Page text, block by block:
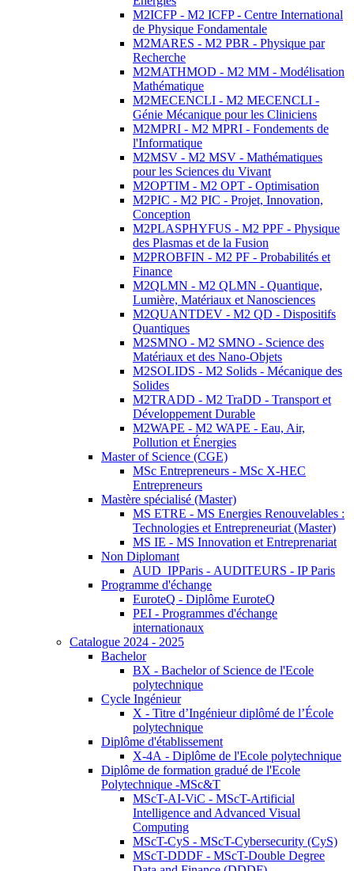
M2ICFP - M2 ICFP - Centre International
de Physique Fondamentale
M2MARES - M2 PBR - Physique par
Recherche
M2MATHMOD - M2 MM - Modélisation
Mathématique
M2MECENCLI - M2 MECENCLI -
Génie Mécanique pour les Cliniciens
M2MPRI - M2 MPRI - Fondements de
l'Informatique
M2MSV - M2 MSV - Mathématiques
pour les Sciences du Vivant
M2OPTIM - M2 OPT - Optimisation
M2PIC - M2 PIC - Projet, Innovation,
Conception
M2PLASPHYFUS - M2 PPF - Physique
des Plasmas et de la Fusion
M2PROBFIN - M2 PF - Probabilités et
Finance
M2QLMN - M2 QLMN - Quantique,
Lumière, Matériaux et Nanosciences
M2QUANTDEV - M2 QD - Dispositifs
Quantiques
M2SMNO - M2 SMNO - Science des
Matériaux et des Nano-Objets
M2SOLIDS - M2 Solids - Mécanique des
Solides
M2TRADD - M2 TraDD - Transport et
Développement Durable
M2WAPE - M2 WAPE - Eau, Air,
Pollution et Énergies
Master of Science (CGE)
MSc Entrepreneurs - MSc X-HEC
Entrepreneurs
Mastère spécialisé (Master)
MS ETRE - MS Energies Renouvelables :
Technologies et Entrepreneuriat (Master)
MS IE - MS Innovation et Entreprenariat
Non Diplomant
AUD_IPParis - AUDITEURS - IP Paris
Programme d'échange
EuroteQ - Diplôme EuroteQ
PEI - Programmes d'échange
internationaux
Catalogue 2024 - 2025
Bachelor
BX - Bachelor of Science de l'Ecole
polytechnique
Cycle Ingénieur
X - Titre d’Ingénieur diplômé de l’École
polytechnique
Diplôme d'établissement
X-4A - Diplôme de l'Ecole polytechnique
Diplôme de formation gradué de l'Ecole
Polytechnique -MSc&T
MScT-AI-ViC - MScT-Artificial
Intelligence and Advanced Visual
Computing
MScT-CyS - MScT-Cybersecurity (CyS)
MScT-DDDF - MScT-Double Degree